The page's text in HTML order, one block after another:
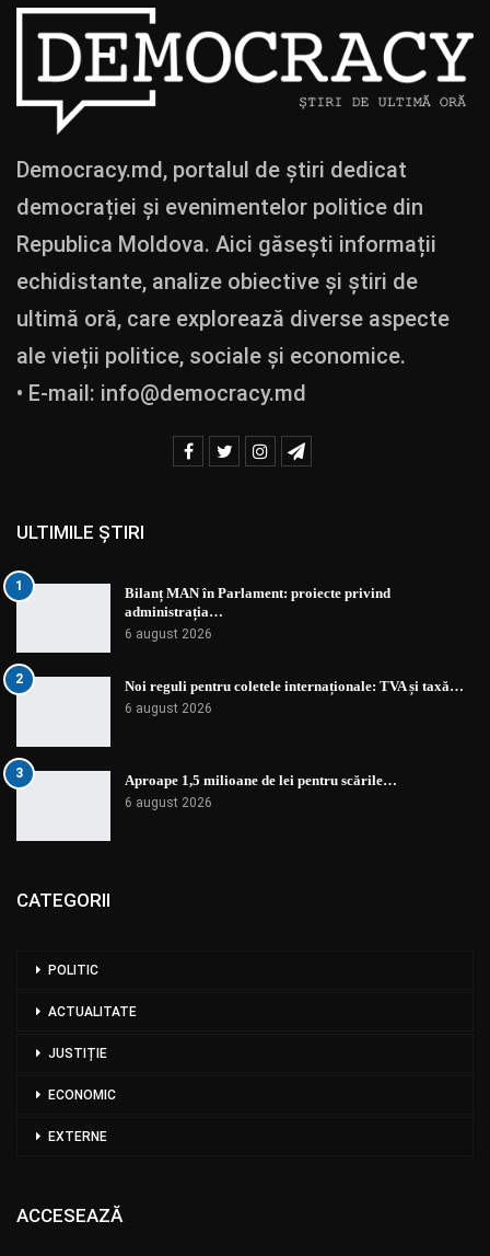
Democracy.md, portalul de știri dedicat
democrației și evenimentelor politice din
Republica Moldova. Aici găsești informații
echidistante, analize obiective și știri de
ultimă oră, care explorează diverse aspecte
ale vieții politice, sociale și economice.
• E-mail: info@democracy.md
ULTIMILE ȘTIRI
1
Bilanț MAN în Parlament: proiecte privind
administrația…
6 august 2026
2 Noi reguli pentru coletele internaționale: TVA și taxă…
6 august 2026
3 Aproape 1,5 milioane de lei pentru scările…
6 august 2026
CATEGORII
POLITIC
ACTUALITATE
JUSTIȚIE
ECONOMIC
EXTERNE
ACCESEAZĂ